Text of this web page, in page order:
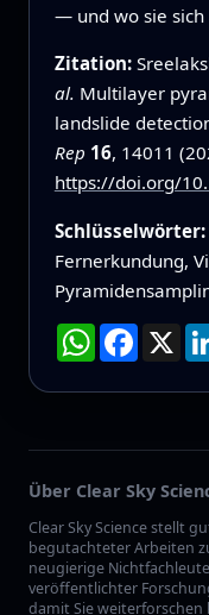
— und wo sie sich
Zitation:
al. Multilayer
landslide
Rep 16, 14011
https://doi.org/
Schlüsselwörter:
Fernerkundung,
WhatsApp
X
Über Clear Sky
Clear Sky Science stellt
begutachteter Arbeiten
neugierige
veröffentlichter
damit Sie weiterforschen